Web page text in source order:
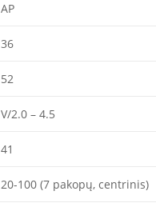
AP
36
52
V/2.0 – 4.5
41
20-100 (7 pakopų, centrinis)